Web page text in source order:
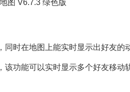
时在地图上能实时显示出好友的
功能可以实时显示多个好友移动